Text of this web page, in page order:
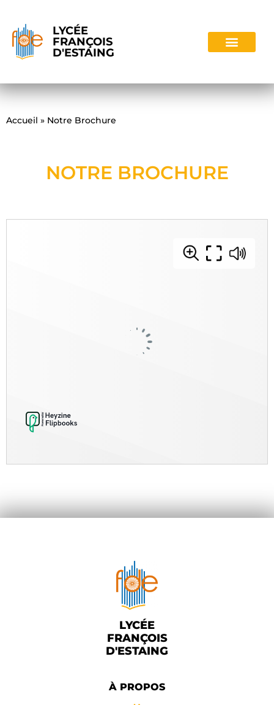
LYCÉE
FRANÇOIS
D'ESTAING
Accueil » Notre Brochure
NOTRE BROCHURE
LYCÉE
FRANÇOIS
D'ESTAING
À PROPOS